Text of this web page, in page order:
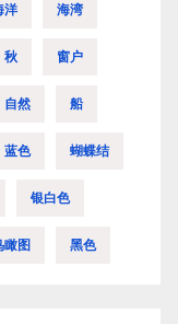
洋 海湾
秋 窗户
自然 船
蓝色 蝴蝶结
银白色
瞰图 黑色